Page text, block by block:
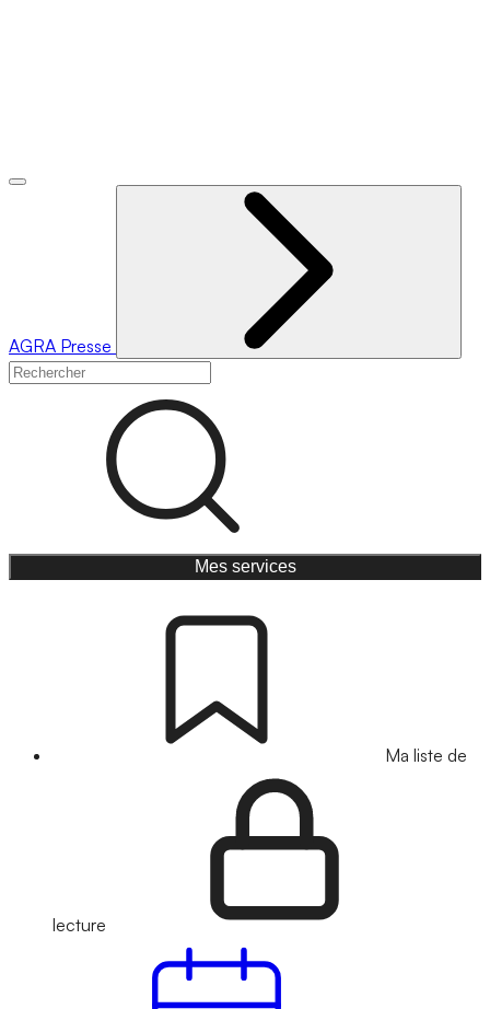
AGRA Presse
Mes services
Ma liste de
lecture